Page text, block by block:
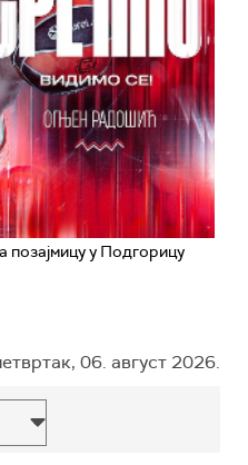
у Подгорицу
06. август 2026.